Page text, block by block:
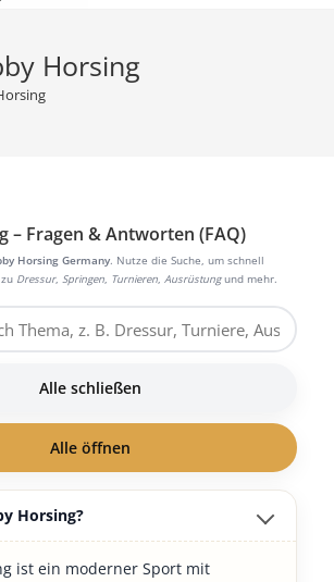
Horsing
– Fragen & Antworten (FAQ)
Horsing Germany. Nutze die Suche, um schnell
Dressur,Springen, Turnieren,Ausrüstungund mehr.
Alle schließen
Alle öffnen
Horsing?
ist ein moderner Sport mit